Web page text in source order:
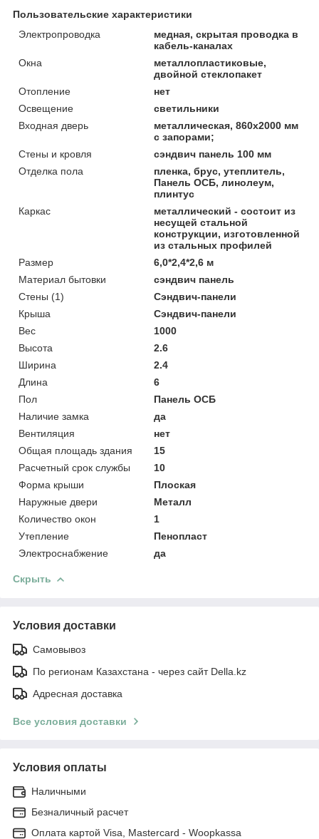
Пользовательские характеристики
Электропроводка
медная, скрытая проводка в
кабель-каналах
Окна
металлопластиковые,
двойной стеклопакет
Отопление
нет
Освещение
светильники
Входная дверь
металлическая, 860х2000 мм
с запорами;
Стены и кровля
сэндвич панель 100 мм
Отделка пола
пленка, брус, утеплитель,
Панель ОСБ, линолеум,
плинтус
Каркас
металлический - состоит из
несущей стальной
конструкции, изготовленной
из стальных профилей
Размер
6,0*2,4*2,6 м
Материал бытовки
сэндвич панель
Стены (1)
Сэндвич-панели
Крыша
Сэндвич-панели
Вес
1000
Высота
2.6
Ширина
2.4
Длина
6
Пол
Панель ОСБ
Наличие замка
да
Вентиляция
нет
Общая площадь здания
15
Расчетный срок службы
10
Форма крыши
Плоская
Наружные двери
Металл
Количество окон
1
Утепление
Пенопласт
Электроснабжение
да
Скрыть
Условия доставки
Самовывоз
По регионам Казахстана - через сайт Della.kz
Адресная доставка
Все условия доставки
Условия оплаты
Наличными
Безналичный расчет
Оплата картой Visa, Mastercard - Woopkassa